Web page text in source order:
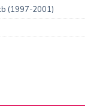
(1997-2001)